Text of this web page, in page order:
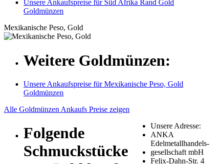
Unsere Ankaufspreise für Süd Afrika Rand Gold
Goldmünzen
Mexikanische Peso, Gold
Weitere Goldmünzen:
Unsere Ankaufspreise für Mexikanische Peso, Gold
Goldmünzen
Alle Goldmünzen Ankaufs Preise zeigen
Folgende
Schmuckstücke
Unsere Adresse:
ANKA
Edelmetallhandels-
gesellschaft mbH
Felix-Dahn-Str. 4